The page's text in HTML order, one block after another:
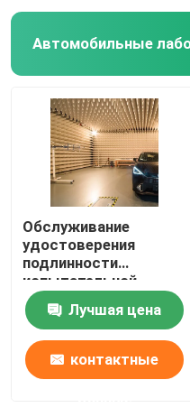
Автомобильные
Обслуживание
удостоверения
подлинности
испытательной
лаборатории
автозапчастей
обслуживаний
лабораторий теста
датчика
Лучшая цена
контактные